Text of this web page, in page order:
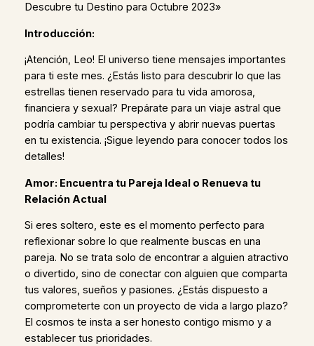
Descubre tu Destino para Octubre 2023»
Introducción:
¡Atención, Leo! El universo tiene mensajes importantes
para ti este mes. ¿Estás listo para descubrir lo que las
estrellas tienen reservado para tu vida amorosa,
financiera y sexual? Prepárate para un viaje astral que
podría cambiar tu perspectiva y abrir nuevas puertas
en tu existencia. ¡Sigue leyendo para conocer todos los
detalles!
Amor: Encuentra tu Pareja Ideal o Renueva tu
Relación Actual
Si eres soltero, este es el momento perfecto para
reflexionar sobre lo que realmente buscas en una
pareja. No se trata solo de encontrar a alguien atractivo
o divertido, sino de conectar con alguien que comparta
tus valores, sueños y pasiones. ¿Estás dispuesto a
comprometerte con un proyecto de vida a largo plazo?
El cosmos te insta a ser honesto contigo mismo y a
establecer tus prioridades.